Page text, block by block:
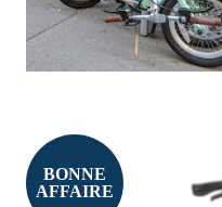
BONNE
AFFAIRE